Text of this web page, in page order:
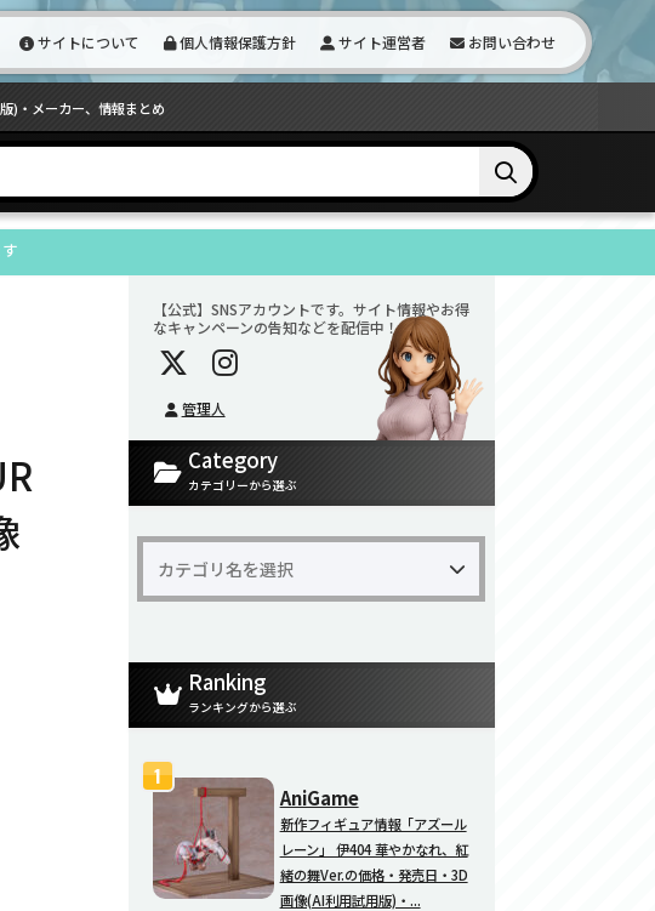
サイトについて 個人情報保護方針 サイト運営者 お問い合わせ
)・メーカー、情報まとめ
【公式】SNSアカウントです。サイト情報やお得
なキャンペーンの告知などを配信中！
管理人
Category
カテゴリーから選ぶ
Ranking
ランキングから選ぶ
AniGame
新作フィギュア情報「アズール
レーン」 伊404 華やかなれ、紅
緒の舞Ver.の価格・発売日・3D
画像(AI利用試用版)・...